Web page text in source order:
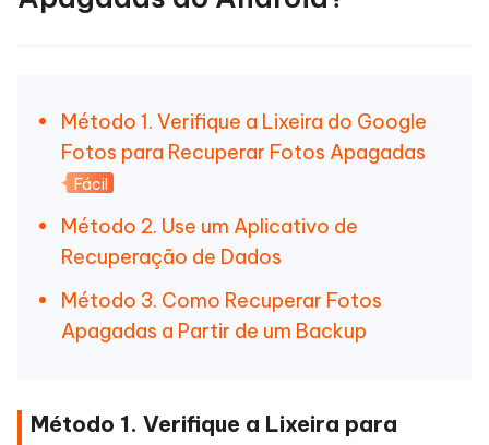
Método 1. Verifique a Lixeira do Google
Fotos para Recuperar Fotos Apagadas
Fácil
Método 2. Use um Aplicativo de
Recuperação de Dados
Método 3. Como Recuperar Fotos
Apagadas a Partir de um Backup
Método 1. Verifique a Lixeira para